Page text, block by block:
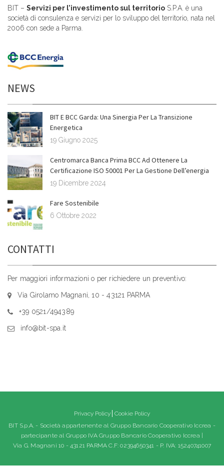
BIT – Servizi per l’investimento sul territorio S.P.A. è una
società di consulenza e servizi per lo sviluppo del territorio, nata nel
2006 con sede a Parma.
NEWS
BIT E BCC Garda: Una Sinergia Per La Transizione
Energetica
19 Giugno 2025
Centromarca Banca Prima BCC Ad Ottenere La
Certificazione ISO 50001 Per La Gestione Dell’energia
19 Dicembre 2024
Fare Sostenibile
6 Ottobre 2022
CONTATTI
Per maggiori informazioni o per richiedere un preventivo:
Via Girolamo Magnani, 10 - 43121 PARMA
+39 0521/494389
info@bit-spa.it
Privacy Policy Cookie Policy
BIT S.p.A. - Società appartenente al Gruppo Bancario Cooperativo Iccrea -
partecipante al Gruppo IVA Gruppo Bancario Cooperativo Iccrea |
Via G. Magnani 10 - 43121 PARMA C.F: 02394650341 - P. IVA: 15240741007